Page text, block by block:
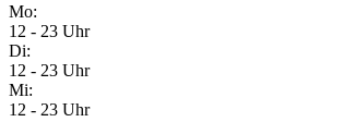
Mo:
12 - 23 Uhr
Di:
12 - 23 Uhr
Mi:
12 - 23 Uhr